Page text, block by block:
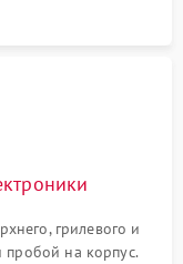
грилевого и
на корпус.